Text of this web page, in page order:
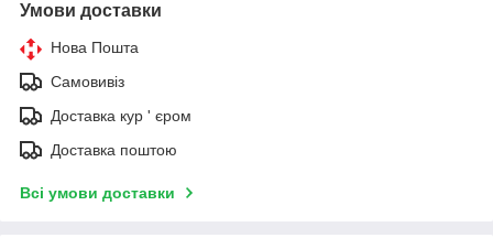
Умови доставки
Нова Пошта
Самовивіз
Доставка кур ' єром
Доставка поштою
Всі умови доставки